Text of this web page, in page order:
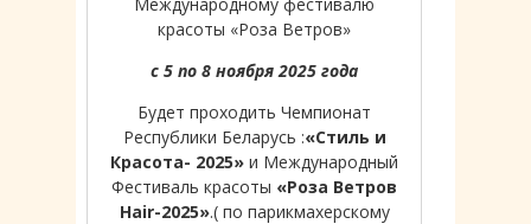
красоты «Роза Ветров»
с 5 по 8 ноября 2025 года
Будет проходить Чемпионат
Республики Беларусь :«Стиль и
Красота- 2025» и Международный
Фестиваль красоты «Роза Ветров
Hair-2025».( по парикмахерскому